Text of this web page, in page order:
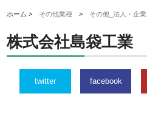
ホーム > その他業種 > その他_法人・企業
株式会社島袋工業
twitter facebook